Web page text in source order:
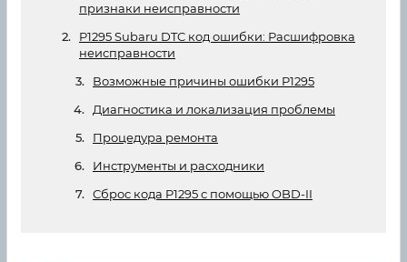
признаки неисправности
P1295 Subaru DTC код ошибки: Расшифровка
неисправности
Возможные причины ошибки P1295
Диагностика и локализация проблемы
Процедура ремонта
Инструменты и расходники
Сброс кода P1295 с помощью OBD-II